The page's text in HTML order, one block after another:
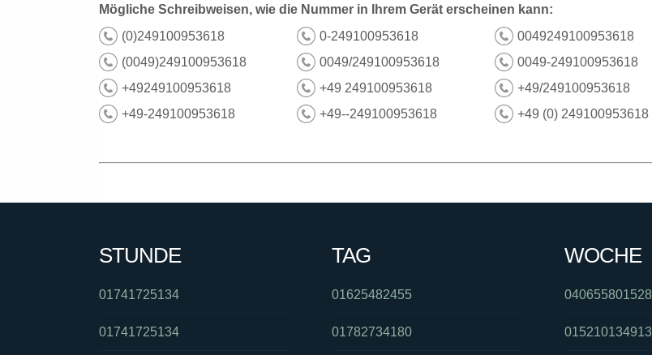
Mögliche Schreibweisen, wie die Nummer in Ihrem Gerät erscheinen kann:
(0)249100953618
0-249100953618
0049249100953618
(0049)249100953618
0049/249100953618
0049-249100953618
+49249100953618
+49 249100953618
+49/249100953618
+49-249100953618
+49--249100953618 +49 (0) 249100953618
STUNDE
01741725134
01741725134
TAG
01625482455
01782734180
WOCHE
040655801528
015210134913